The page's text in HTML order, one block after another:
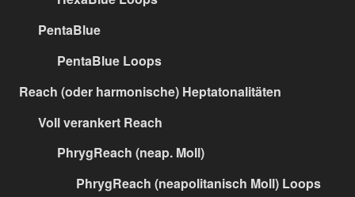
PentaBlue
PentaBlue Loops
Reach (oder harmonische) Heptatonalitäten
Voll verankert Reach
PhrygReach (neap. Moll)
PhrygReach (neapolitanisch Moll) Loops